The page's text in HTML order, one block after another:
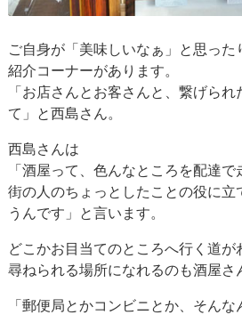
ご自身が「美味しいなぁ」と思っ
紹介コーナーがあります。
「お店さんとお客さんと、繋げら
て」と西島さん。
西島さんは
「酒屋って、色んなところを配達で
街の人のちょっとしたことの役に立
うんです」と言います。
どこかお目当てのところへ行く道が
尋ねられる場所になれるのも酒屋さ
「郵便局とかコンビニとか、そんな